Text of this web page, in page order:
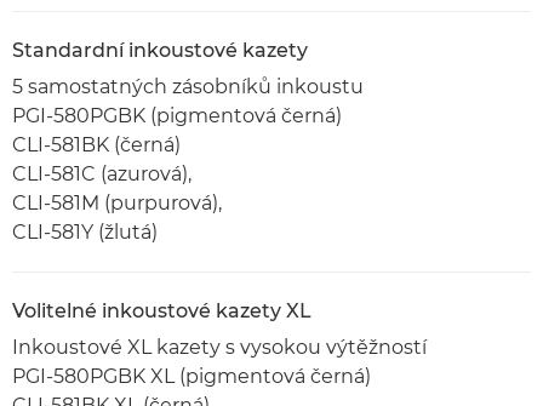
Standardní inkoustové kazety
5 samostatných zásobníků inkoustu
PGI-580PGBK (pigmentová černá)
CLI-581BK (černá)
CLI-581C (azurová),
CLI-581M (purpurová),
CLI-581Y (žlutá)
Volitelné inkoustové kazety XL
Inkoustové XL kazety s vysokou výtěžností
PGI-580PGBK XL (pigmentová černá)